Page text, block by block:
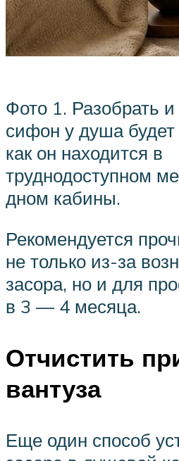
Фото 1. Разобрать и
сифон у душа будет
как он находится в
труднодоступном
дном кабины.
Рекомендуется
не только из-за
засора, но и для
в 3 — 4 месяца.
Отчистить
вантуза
Еще один способ